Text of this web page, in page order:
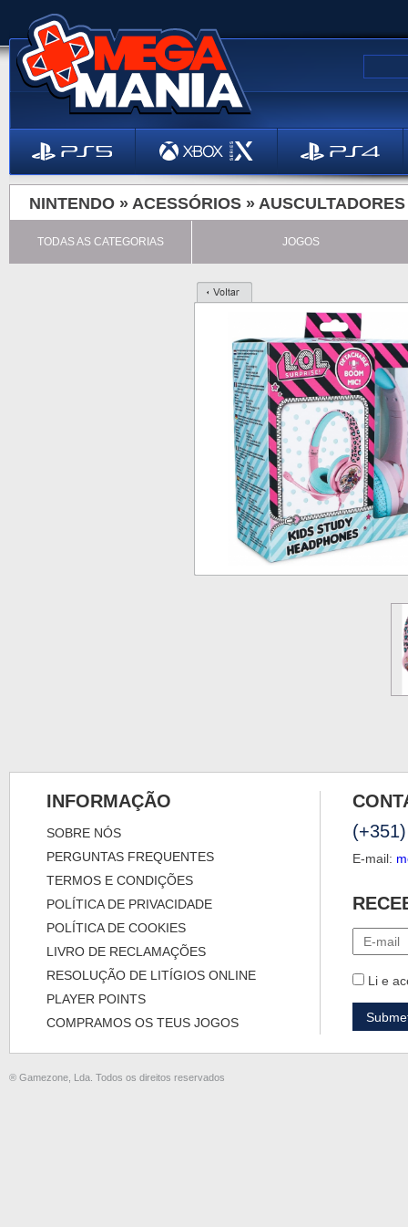
NINTENDO » ACESSÓRIOS » AUSCULTADORES
TODAS AS CATEGORIAS JOGOS
INFORMAÇÃO
SOBRE NÓS
PERGUNTAS FREQUENTES
TERMOS E CONDIÇÕES
POLÍTICA DE PRIVACIDADE
POLÍTICA DE COOKIES
LIVRO DE RECLAMAÇÕES
RESOLUÇÃO DE LITÍGIOS ONLINE
PLAYER POINTS
COMPRAMOS OS TEUS JOGOS
E-mail:
Li e
® Gamezone, Lda. Todos os direitos reservados